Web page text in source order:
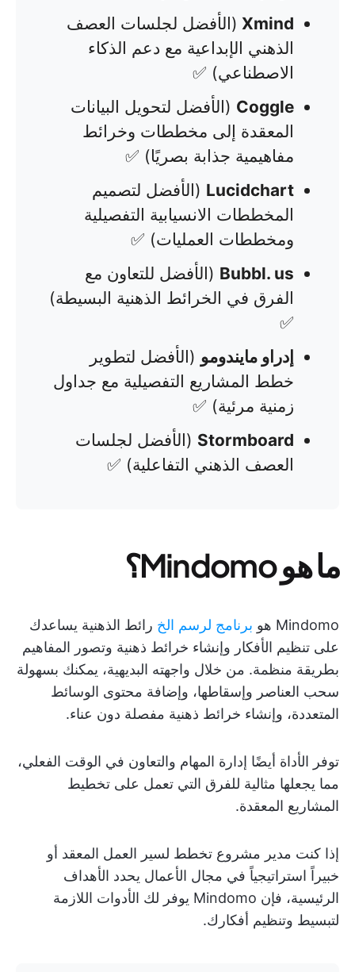
Xmind (الأفضل لجلسات العصف
الذهني الإبداعية مع دعم الذكاء
الاصطناعي) ✅
Coggle (الأفضل لتحويل البيانات
المعقدة إلى مخططات وخرائط
مفاهيمية جذابة بصريًا) ✅
Lucidchart (الأفضل لتصميم
المخططات الانسيابية التفصيلية
ومخططات العمليات) ✅
Bubbl. us (الأفضل للتعاون مع
الفرق في الخرائط الذهنية البسيطة)
✅
إدراو مايندومو (الأفضل لتطوير
خطط المشاريع التفصيلية مع جداول
زمنية مرئية) ✅
Stormboard (الأفضل لجلسات
العصف الذهني التفاعلية) ✅
ما هو Mindomo؟
Mindomo هو برنامج لرسم الخ رائط الذهنية يساعدك
على تنظيم الأفكار وإنشاء خرائط ذهنية وتصور المفاهيم
بطريقة منظمة. من خلال واجهته البديهية، يمكنك بسهولة
سحب العناصر وإسقاطها، وإضافة محتوى الوسائط
المتعددة، وإنشاء خرائط ذهنية مفصلة دون عناء.
توفر الأداة أيضًا إدارة المهام والتعاون في الوقت الفعلي،
مما يجعلها مثالية للفرق التي تعمل على تخطيط
المشاريع المعقدة.
إذا كنت مدير مشروع تخطط لسير العمل المعقد أو
خبيراً استراتيجياً في مجال الأعمال يحدد الأهداف
الرئيسية، فإن Mindomo يوفر لك الأدوات اللازمة
لتبسيط وتنظيم أفكارك.